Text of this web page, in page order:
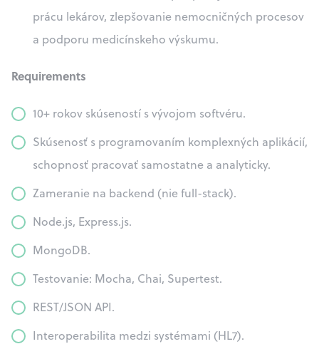
prácu lekárov, zlepšovanie nemocničných procesov
a podporu medicínskeho výskumu.
Requirements
10+ rokov skúseností s vývojom softvéru.
Skúsenosť s programovaním komplexných aplikácií,
schopnosť pracovať samostatne a analyticky.
Zameranie na backend (nie full-stack).
Node.js, Express.js.
MongoDB.
Testovanie: Mocha, Chai, Supertest.
REST/JSON API.
Interoperabilita medzi systémami (HL7).